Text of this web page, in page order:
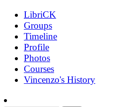
LibriCK
Groups
Timeline
Profile
Photos
Courses
Vincenzo's History